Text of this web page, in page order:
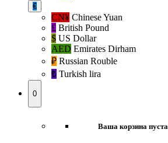
€
CN¥ Chinese Yuan
£ British Pound
$ US Dollar
AED Emirates Dirham
₽‎ Russian Rouble
₺‎ Turkish lira
0
Ваша корзина пуста